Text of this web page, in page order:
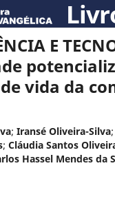
E
vida da
; Iransé Oliveira-Silva;
; Cláudia Santos
Hassel Mendes da